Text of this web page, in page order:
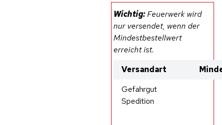
Wichtig:Feuerwerk wird
nur versendet, wenn der
Mindestbestellwert
erreicht ist.
Versandart
Gefahrgut
Spedition